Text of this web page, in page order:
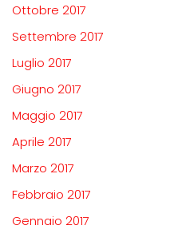
Ottobre 2017
Settembre 2017
Luglio 2017
Giugno 2017
Maggio 2017
Aprile 2017
Marzo 2017
Febbraio 2017
Gennaio 2017